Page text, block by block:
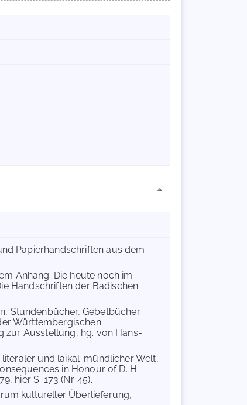
Papierhandschriften aus dem
Anhang: Die heute noch im
Handschriften der Badischen
Stundenbücher, Gebetbücher.
Württembergischen
zur Ausstellung, hg. von Hans-
und laikal-mündlicher Welt,
in Honour of D. H.
hier S. 173 (Nr. 45).
kultureller Überlieferung,